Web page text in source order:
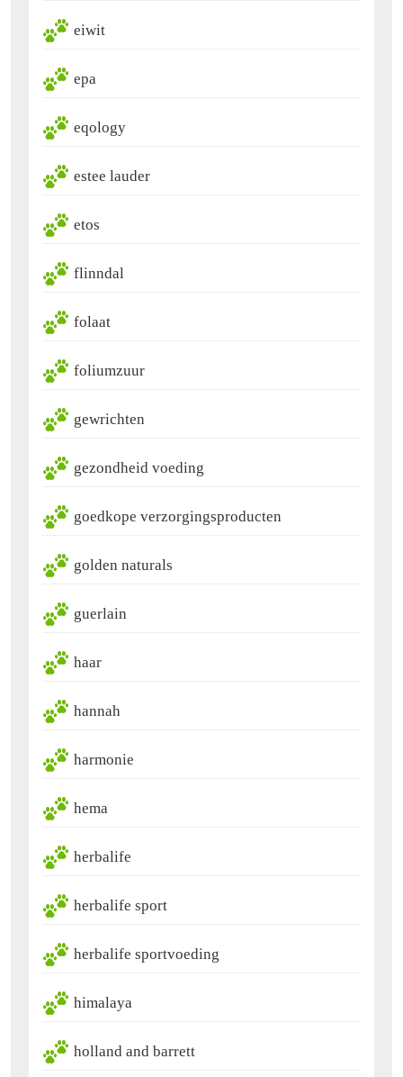
eiwit
epa
eqology
estee lauder
etos
flinndal
folaat
foliumzuur
gewrichten
gezondheid voeding
goedkope verzorgingsproducten
golden naturals
guerlain
haar
hannah
harmonie
hema
herbalife
herbalife sport
herbalife sportvoeding
himalaya
holland and barrett